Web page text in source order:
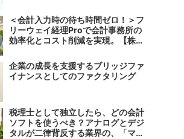
つのシステムで完結する 「請求
QUICK」の魅力に迫る
＜会計入力時の待ち時間ゼロ！＞フ
リーウェイ経理Proで会計事務所の
効率化とコスト削減を実現。【株式
郷税理士法人（経理宅配便事業
部）】
企業の成長を支援するブリッジファ
イナンスとしてのファクタリング
税理士として独立したら、どの会計
ソフトを使うべき？アナログとデジ
タルが二律背反する業界の、「マネ